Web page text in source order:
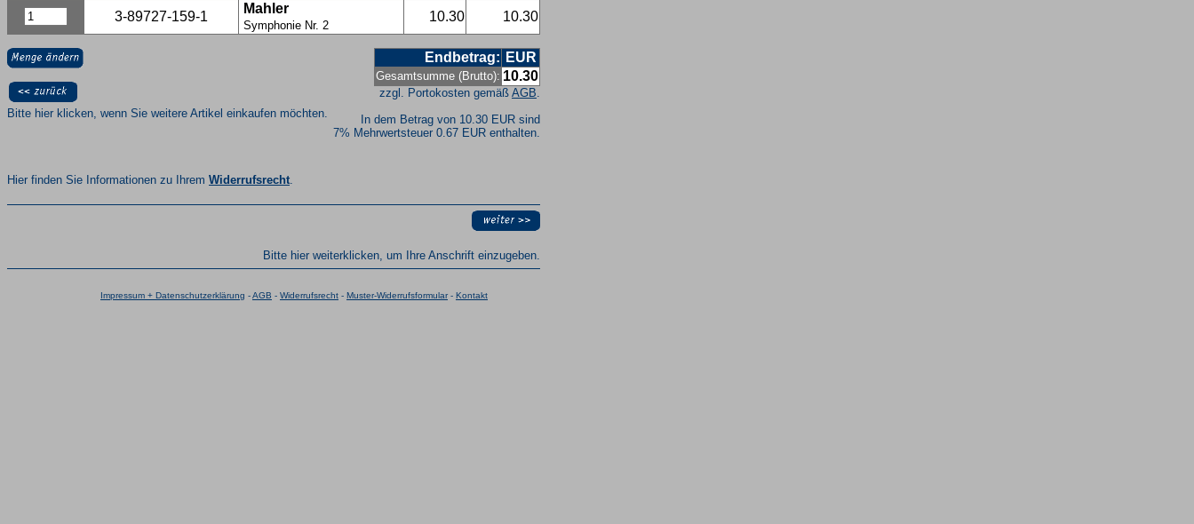
3-89727-159-1
Mahler
Symphonie Nr. 2
10.30 10.30
Endbetrag: EUR
Gesamtsumme (Brutto): 10.30
zzgl. Portokosten gemäß AGB.
In dem Betrag von 10.30 EUR sind
7% Mehrwertsteuer 0.67 EUR enthalten.
Bitte hier klicken, wenn Sie weitere Artikel einkaufen möchten.
Hier finden Sie Informationen zu Ihrem Widerrufsrecht.
Bitte hier weiterklicken, um Ihre Anschrift einzugeben.
Impressum + Datenschutzerklärung -AGB - Widerrufsrecht - Muster-Widerrufsformular- Kontakt